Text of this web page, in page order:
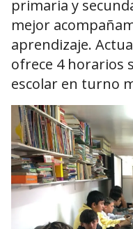
primaria y
mejor
aprendizaje.
ofrece 4 horarios
escolar en turno